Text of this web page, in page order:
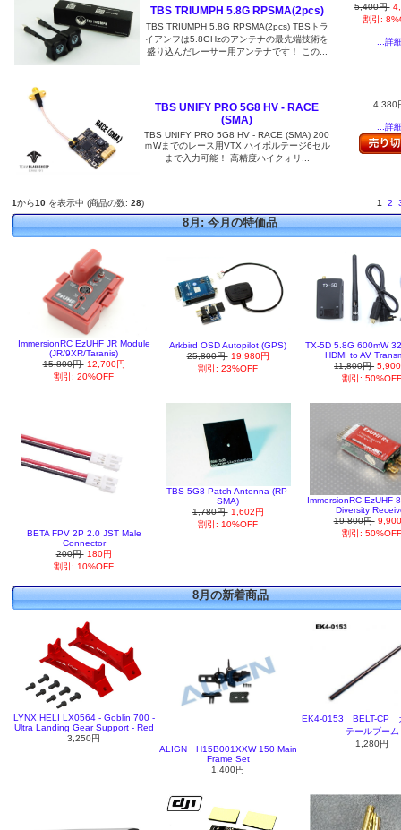
TBS TRIUMPH 5.8G RPSMA(2pcs)
TBS TRIUMPH 5.8G RPSMA(2pcs) TBSトラ
イアンフは5.8GHzのアンテナの最先端技術を
盛り込んだレーサー用アンテナです！ この...
5,400円
割引:
...詳
TBS UNIFY PRO 5G8 HV - RACE
(SMA)
TBS UNIFY PRO 5G8 HV - RACE (SMA) 200
ｍWまでのレース用VTX ハイボルテージ6セル
まで入力可能！ 高精度ハイクォリ...
4,380
...詳
1から10 を表示中 (商品の数: 28) 1 2
8月: 今月の特価品
ImmersionRC EzUHF JR Module
(JR/9XR/Taranis)
15,800円 12,700円
割引: 20%OFF
Arkbird OSD Autopilot (GPS)
25,800円 19,980円
割引: 23%OFF
TX-5D 5.8G 600mW
HDMI to AV
11,800円
割引:
BETA FPV 2P 2.0 JST Male
Connector
200円 180円
割引: 10%OFF
TBS 5G8 Patch Antenna (RP-
SMA)
1,780円 1,602円
割引: 10%OFF
ImmersionRC EzUHF
Diversity
19,800円
割引:
8月の新着商品
LYNX HELI LX0564 - Goblin 700 -
Ultra Landing Gear Support - Red
3,250円
ALIGN H15B001XXW 150 Main
Frame Set
1,400円
EK4-0153 BELT-CP
テールブーム
1,280円